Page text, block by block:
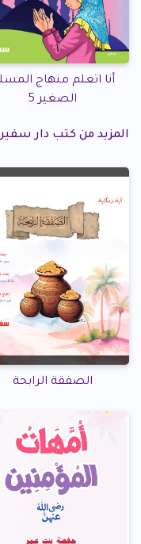
أنا اتعلم منهاج
الصغير 5
المزيد من كتب دار سفير
الصفقة الرابحة